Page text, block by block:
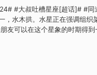
手座射手座的朋友从周日开
不愉快。一些人可能会对你
了。处女座处女座的朋友从
作、事业、财富等方面都获得
#大叔吐槽星座[超话]# #同
，水木拱。水星正在强调组织
友可以在这个星象的时期得
相信，事情不会一直那样糟